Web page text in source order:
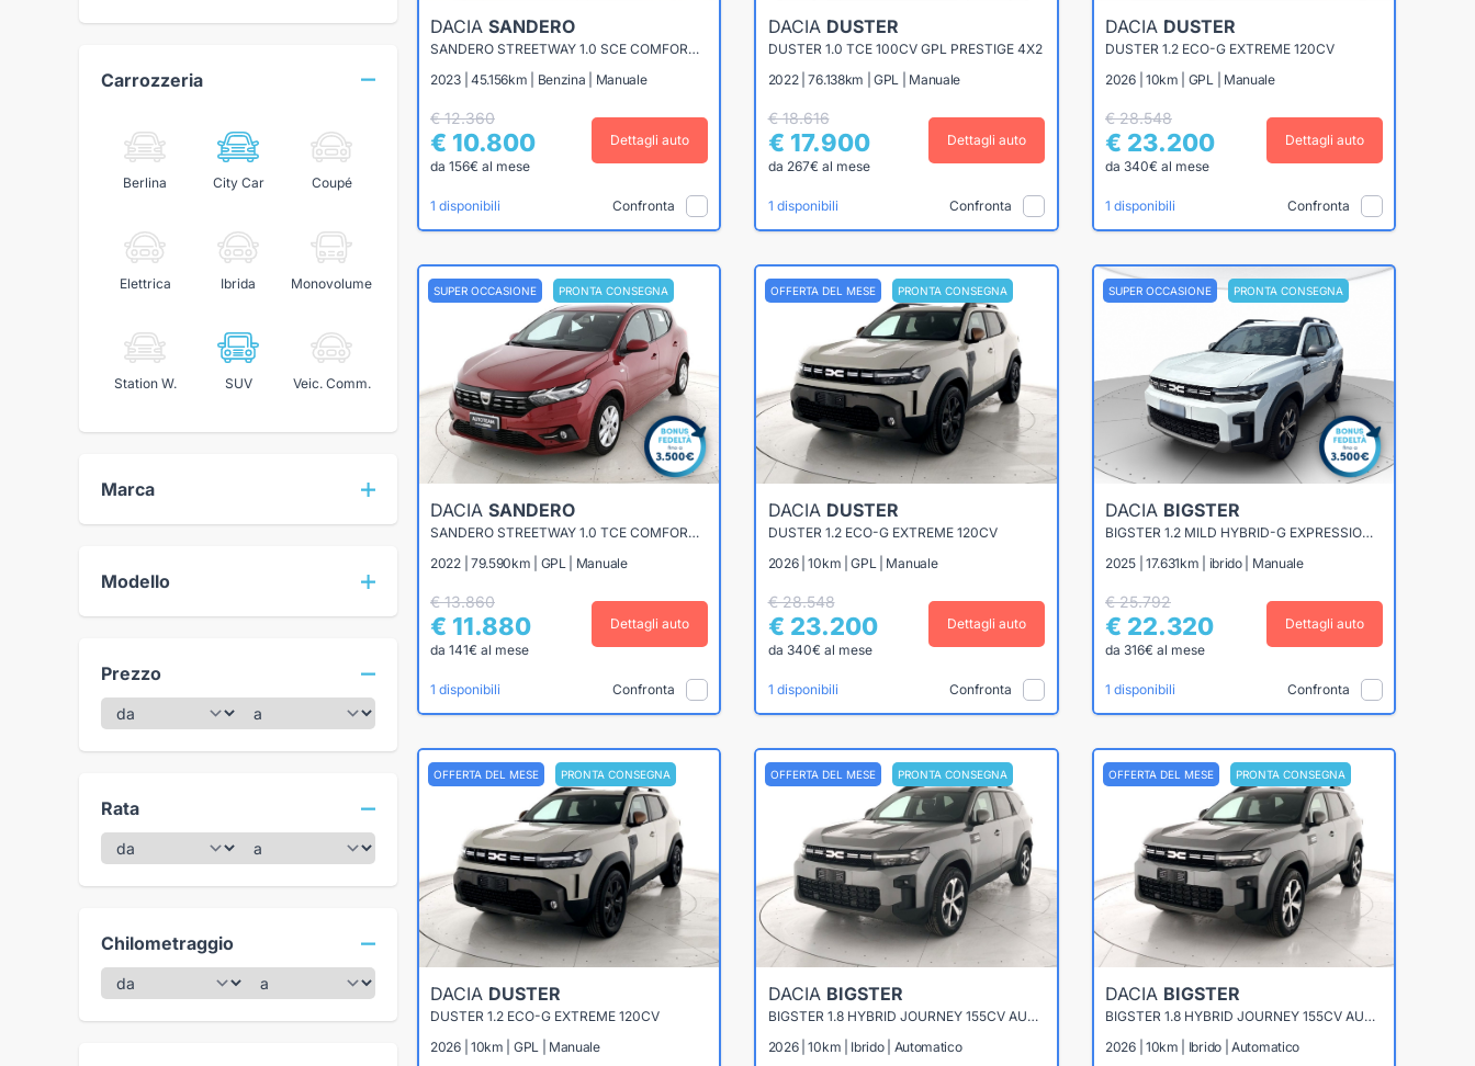
Carrozzeria
Berlina City Car Coupé
Elettrica Ibrida Monovolume
Station W. SUV Veic. Comm.
Marca
Modello
Prezzo
Rata
Chilometraggio
DACIA SANDERO
SANDERO STREETWAY 1.0 SCE COMFORT SL DACIAPLUS 65CV
2023 | 45.156km | Benzina | Manuale
€ 12.360
€ 10.800
da 156€ al mese
Dettagli auto
1 disponibili Confronta
DACIA DUSTER
DUSTER 1.0 TCE 100CV GPL PRESTIGE 4X2
2022 | 76.138km | GPL | Manuale
€ 18.616
€ 17.900
da 267€ al mese
Dettagli auto
1 disponibili Confronta
DACIA DUSTER
DUSTER 1.2 ECO-G EXTREME 120CV
2026 | 10km | GPL | Manuale
€ 28.548
€ 23.200
da 340€ al mese
Dettagli auto
1 disponibili Confronta
SUPER OCCASIONE PRONTA CONSEGNA
DACIA SANDERO
SANDERO STREETWAY 1.0 TCE COMFORT ECO-G 100CV
2022 | 79.590km | GPL | Manuale
€ 13.860
€ 11.880
da 141€ al mese
Dettagli auto
1 disponibili Confronta
OFFERTA DEL MESE PRONTA CONSEGNA
DACIA DUSTER
DUSTER 1.2 ECO-G EXTREME 120CV
2026 | 10km | GPL | Manuale
€ 28.548
€ 23.200
da 340€ al mese
Dettagli auto
1 disponibili Confronta
SUPER OCCASIONE PRONTA CONSEGNA
DACIA BIGSTER
BIGSTER 1.2 MILD HYBRID-G EXPRESSION 140CV
2025 | 17.631km | ibrido | Manuale
€ 25.792
€ 22.320
da 316€ al mese
Dettagli auto
1 disponibili Confronta
OFFERTA DEL MESE PRONTA CONSEGNA
DACIA DUSTER
DUSTER 1.2 ECO-G EXTREME 120CV
2026 | 10km | GPL | Manuale
OFFERTA DEL MESE PRONTA CONSEGNA
DACIA BIGSTER
BIGSTER 1.8 HYBRID JOURNEY 155CV AUTO
2026 | 10km | Ibrido | Automatico
OFFERTA DEL MESE PRONTA CONSEGNA
DACIA BIGSTER
BIGSTER 1.8 HYBRID JOURNEY 155CV AUTO
2026 | 10km | Ibrido | Automatico